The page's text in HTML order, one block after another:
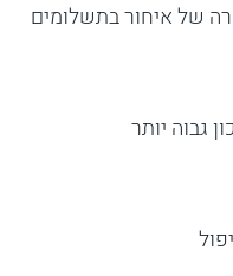
של איחור בתשלומים
גבוה יותר